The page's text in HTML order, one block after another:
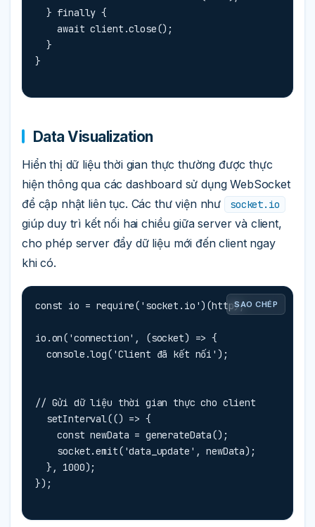
    await client.close();
}
Data Visualization
Hiển thị dữ liệu thời gian thực thường được thực
hiện thông qua các dashboard sử dụng WebSocket
để cập nhật liên tục. Các thư viện như
socket.io
giúp duy trì kết nối hai chiều giữa server và client,
cho phép server đẩy dữ liệu mới đến client ngay
khi có.
SAO CHÉP
const io = require('socket.io')(http);
io.on('connection', (socket) => {
  console.log('Client đã kết nối');
// Gửi dữ liệu thời gian thực cho client
    const newData = generateData();
});